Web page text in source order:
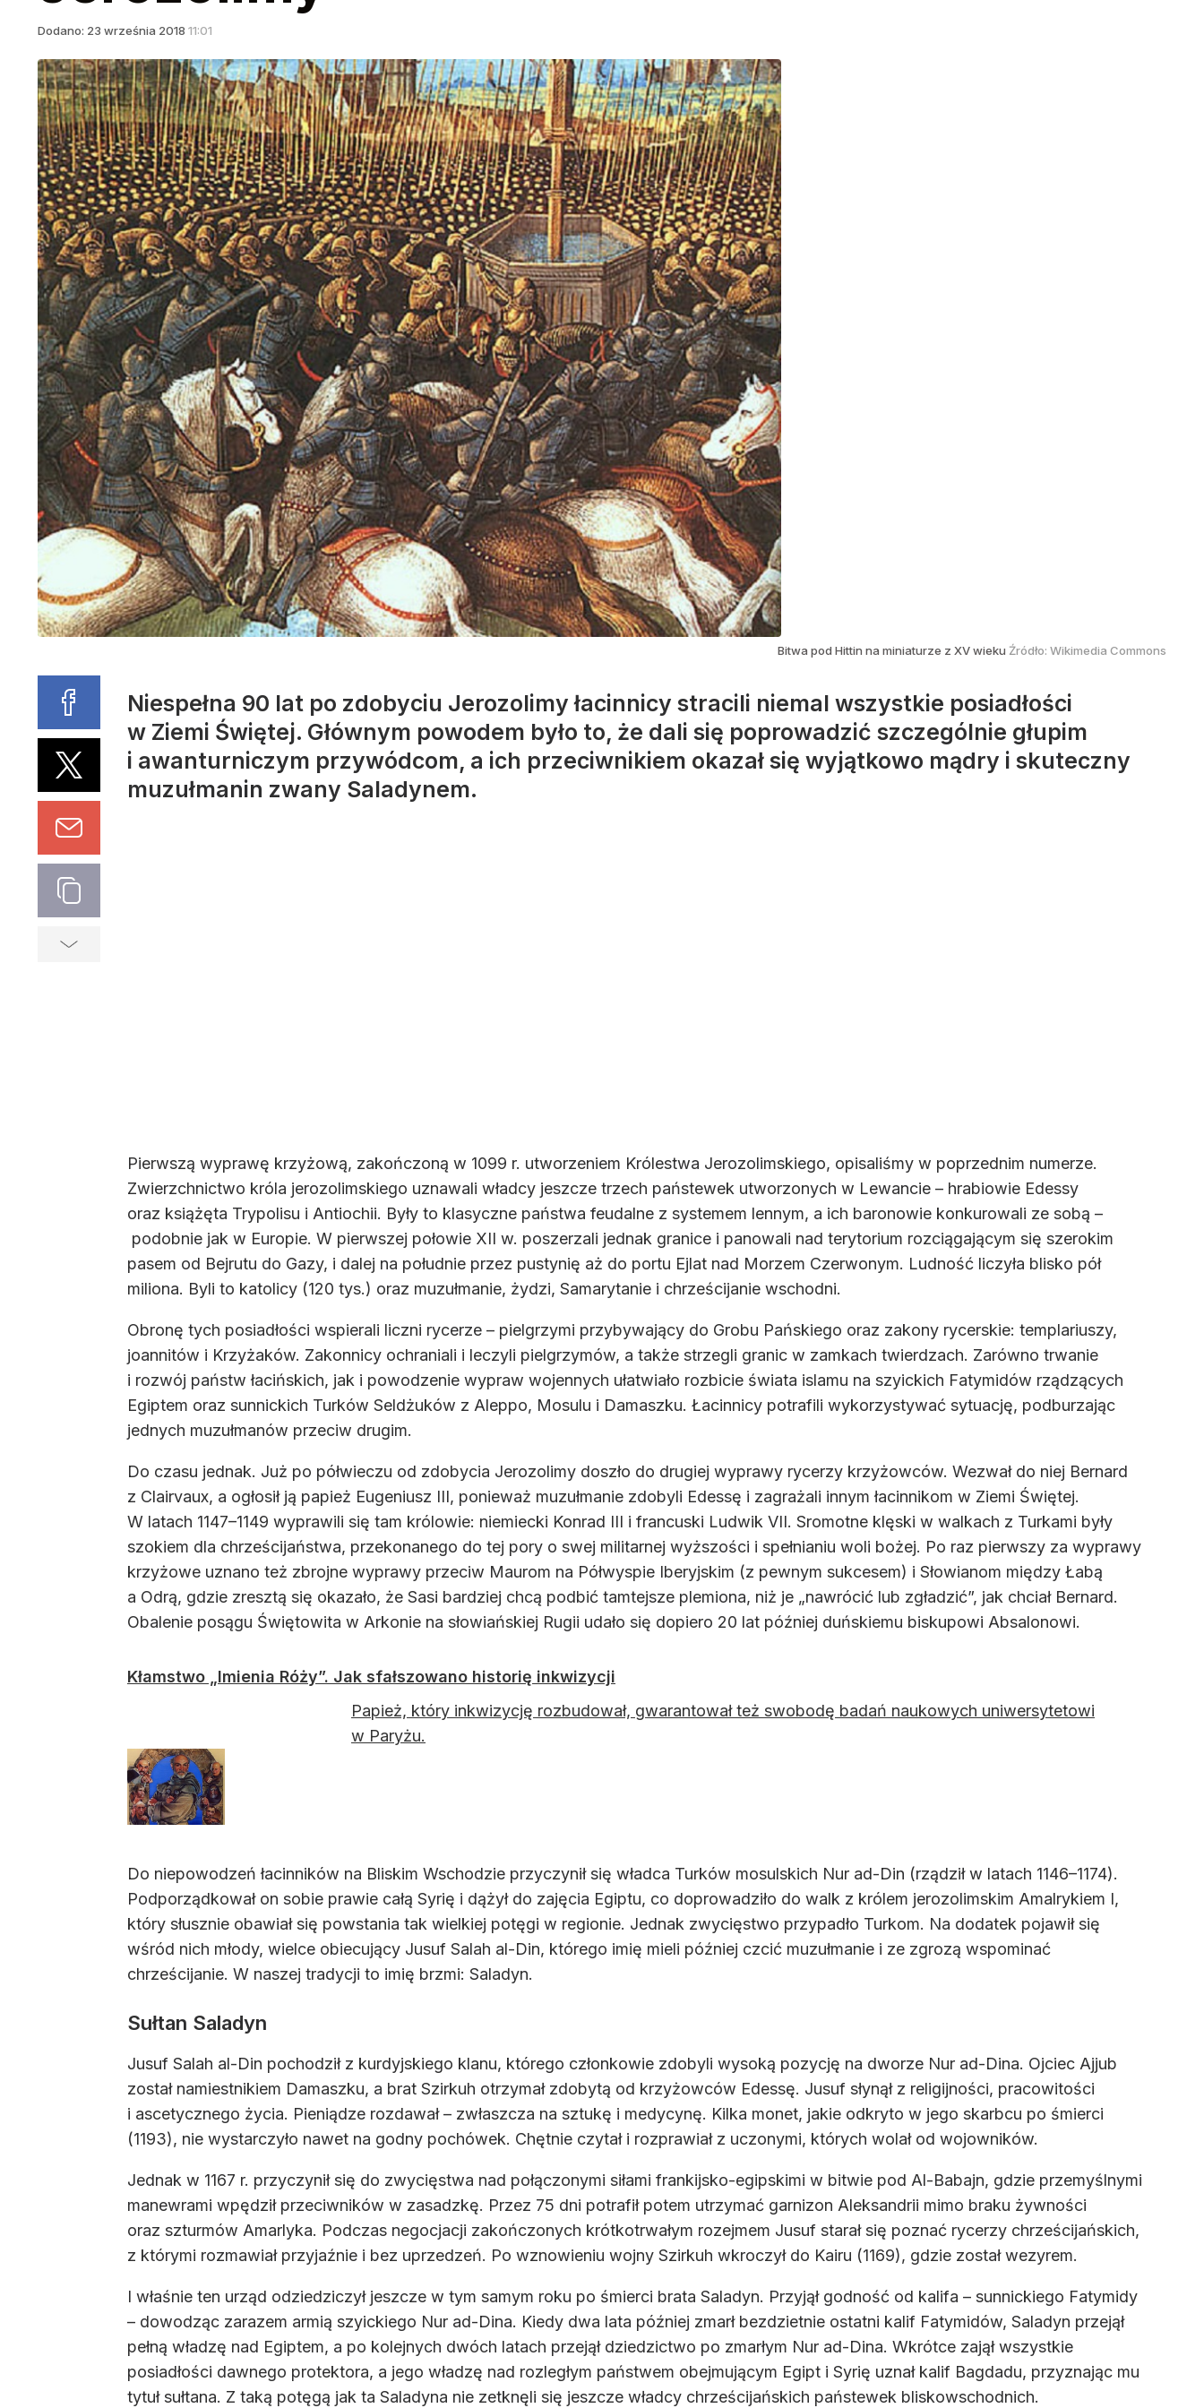
Dodano: 23 września 2018 11:01
Bitwa pod Hittin na miniaturze z XV wieku Źródło: Wikimedia Commons
Niespełna 90 lat po zdobyciu Jerozolimy łacinnicy stracili niemal wszystkie posiadłości
w Ziemi Świętej. Głównym powodem było to, że dali się poprowadzić szczególnie głupim
i awanturniczym przywódcom, a ich przeciwnikiem okazał się wyjątkowo mądry i skuteczny
muzułmanin zwany Saladynem.
Pierwszą wyprawę krzyżową, zakończoną w 1099 r. utworzeniem Królestwa Jerozolimskiego, opisaliśmy w poprzednim numerze.
Zwierzchnictwo króla jerozolimskiego uznawali władcy jeszcze trzech państewek utworzonych w Lewancie – hrabiowie Edessy
oraz książęta Trypolisu i Antiochii. Były to klasyczne państwa feudalne z systemem lennym, a ich baronowie konkurowali ze sobą –
podobnie jak w Europie. W pierwszej połowie XII w. poszerzali jednak granice i panowali nad terytorium rozciągającym się szerokim
pasem od Bejrutu do Gazy, i dalej na południe przez pustynię aż do portu Ejlat nad Morzem Czerwonym. Ludność liczyła blisko pół
miliona. Byli to katolicy (120 tys.) oraz muzułmanie, żydzi, Samarytanie i chrześcijanie wschodni.
Obronę tych posiadłości wspierali liczni rycerze – pielgrzymi przybywający do Grobu Pańskiego oraz zakony rycerskie: templariuszy,
joannitów i Krzyżaków. Zakonnicy ochraniali i leczyli pielgrzymów, a także strzegli granic w zamkach twierdzach. Zarówno trwanie
i rozwój państw łacińskich, jak i powodzenie wypraw wojennych ułatwiało rozbicie świata islamu na szyickich Fatymidów rządzących
Egiptem oraz sunnickich Turków Seldżuków z Aleppo, Mosulu i Damaszku. Łacinnicy potrafili wykorzystywać sytuację, podburzając
jednych muzułmanów przeciw drugim.
Do czasu jednak. Już po półwieczu od zdobycia Jerozolimy doszło do drugiej wyprawy rycerzy krzyżowców. Wezwał do niej Bernard
z Clairvaux, a ogłosił ją papież Eugeniusz III, ponieważ muzułmanie zdobyli Edessę i zagrażali innym łacinnikom w Ziemi Świętej.
W latach 1147–1149 wyprawili się tam królowie: niemiecki Konrad III i francuski Ludwik VII. Sromotne klęski w walkach z Turkami były
szokiem dla chrześcijaństwa, przekonanego do tej pory o swej militarnej wyższości i spełnianiu woli bożej. Po raz pierwszy za wyprawy
krzyżowe uznano też zbrojne wyprawy przeciw Maurom na Półwyspie Iberyjskim (z pewnym sukcesem) i Słowianom między Łabą
a Odrą, gdzie zresztą się okazało, że Sasi bardziej chcą podbić tamtejsze plemiona, niż je „nawrócić lub zgładzić”, jak chciał Bernard.
Obalenie posągu Świętowita w Arkonie na słowiańskiej Rugii udało się dopiero 20 lat później duńskiemu biskupowi Absalonowi.
Kłamstwo „Imienia Róży”. Jak sfałszowano historię inkwizycji
Papież, który inkwizycję rozbudował, gwarantował też swobodę badań naukowych uniwersytetowi
w Paryżu.
Do niepowodzeń łacinników na Bliskim Wschodzie przyczynił się władca Turków mosulskich Nur ad-Din (rządził w latach 1146–1174).
Podporządkował on sobie prawie całą Syrię i dążył do zajęcia Egiptu, co doprowadziło do walk z królem jerozolimskim Amalrykiem I,
który słusznie obawiał się powstania tak wielkiej potęgi w regionie. Jednak zwycięstwo przypadło Turkom. Na dodatek pojawił się
wśród nich młody, wielce obiecujący Jusuf Salah al-Din, którego imię mieli później czcić muzułmanie i ze zgrozą wspominać
chrześcijanie. W naszej tradycji to imię brzmi: Saladyn.
Sułtan Saladyn
Jusuf Salah al-Din pochodził z kurdyjskiego klanu, którego członkowie zdobyli wysoką pozycję na dworze Nur ad-Dina. Ojciec Ajjub
został namiestnikiem Damaszku, a brat Szirkuh otrzymał zdobytą od krzyżowców Edessę. Jusuf słynął z religijności, pracowitości
i ascetycznego życia. Pieniądze rozdawał – zwłaszcza na sztukę i medycynę. Kilka monet, jakie odkryto w jego skarbcu po śmierci
(1193), nie wystarczyło nawet na godny pochówek. Chętnie czytał i rozprawiał z uczonymi, których wolał od wojowników.
Jednak w 1167 r. przyczynił się do zwycięstwa nad połączonymi siłami frankijsko-egipskimi w bitwie pod Al-Babajn, gdzie przemyślnymi
manewrami wpędził przeciwników w zasadzkę. Przez 75 dni potrafił potem utrzymać garnizon Aleksandrii mimo braku żywności
oraz szturmów Amarlyka. Podczas negocjacji zakończonych krótkotrwałym rozejmem Jusuf starał się poznać rycerzy chrześcijańskich,
z którymi rozmawiał przyjaźnie i bez uprzedzeń. Po wznowieniu wojny Szirkuh wkroczył do Kairu (1169), gdzie został wezyrem.
I właśnie ten urząd odziedziczył jeszcze w tym samym roku po śmierci brata Saladyn. Przyjął godność od kalifa – sunnickiego Fatymidy
– dowodząc zarazem armią szyickiego Nur ad-Dina. Kiedy dwa lata później zmarł bezdzietnie ostatni kalif Fatymidów, Saladyn przejął
pełną władzę nad Egiptem, a po kolejnych dwóch latach przejął dziedzictwo po zmarłym Nur ad-Dina. Wkrótce zajął wszystkie
posiadłości dawnego protektora, a jego władzę nad rozległym państwem obejmującym Egipt i Syrię uznał kalif Bagdadu, przyznając mu
tytuł sułtana. Z taką potęgą jak ta Saladyna nie zetknęli się jeszcze władcy chrześcijańskich państewek bliskowschodnich.